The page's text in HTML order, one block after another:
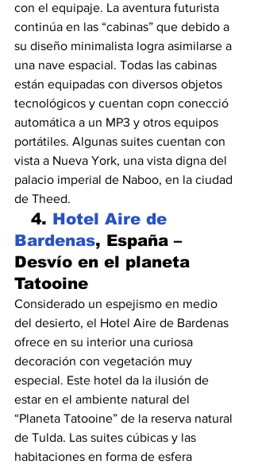
con el equipaje. La aventura futurista
continúa en las “cabinas” que debido a
su diseño minimalista logra asimilarse a
una nave espacial. Todas las cabinas
están equipadas con diversos objetos
tecnológicos y cuentan copn conecció
automática a un MP3 y otros equipos
portátiles. Algunas suites cuentan con
vista a Nueva York, una vista digna del
palacio imperial de Naboo, en la ciudad
de Theed.
4. Hotel Aire de
Bardenas, España –
Desvío en el planeta
Tatooine
Considerado un espejismo en medio
del desierto, el Hotel Aire de Bardenas
ofrece en su interior una curiosa
decoración con vegetación muy
especial. Este hotel da la ilusión de
estar en el ambiente natural del
“Planeta Tatooine” de la reserva natural
de Tulda. Las suites cúbicas y las
habitaciones en forma de esfera